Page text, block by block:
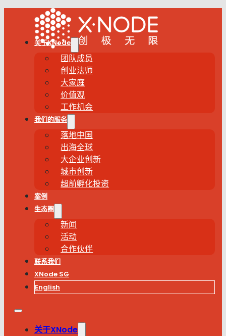
关于XNode
团队成员
创业法师
大家庭
价值观
工作机会
我们的服务
落地中国
出海全球
大企业创新
城市创新
超前孵化投资
案例
生态圈
新闻
活动
合作伙伴
联系我们
XNode SG
English
关于XNode